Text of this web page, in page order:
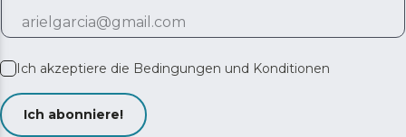
Ich akzeptiere die Bedingungen und Konditionen
Ich abonniere!